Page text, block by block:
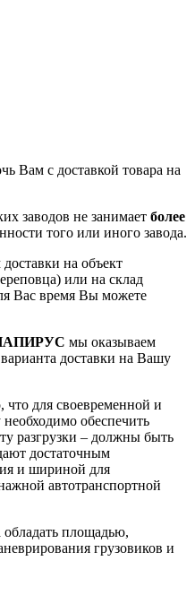
Вам с доставкой товара на
заводов не занимает более
того или иного завода.
на объект
или на склад
Вас время Вы можете
мы оказываем
доставки на Вашу
для своевременной и
необходимо обеспечить
разгрузки – должны быть
достаточным
и шириной для
автотранспортной
площадью,
грузовиков и